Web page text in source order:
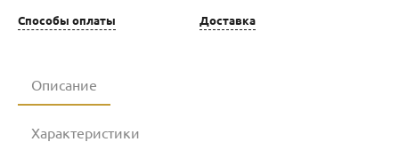
Способы оплаты Доставка
Описание
Характеристики